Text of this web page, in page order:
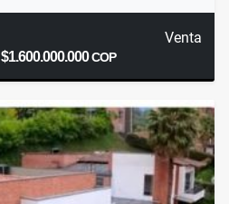
Venta
$1.600.000.000COP